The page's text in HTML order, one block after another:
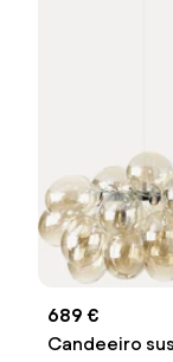
689 €
Candeeiro